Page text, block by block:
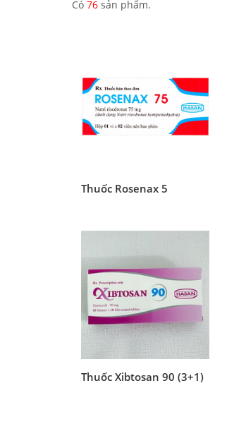
Có 76 sản phẩm.
Thuốc Rosenax 5
Thuốc Xibtosan 90 (3+1)